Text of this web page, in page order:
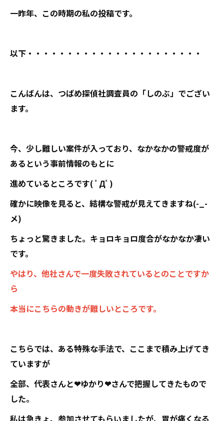
一昨年、この時期の私の投稿です。
以下・・・・・・・・・・・・・・・・・・・・・・
こんばんは、つばめ探偵社調査員の「しのぶ」でござい
ます。
今、少し難しい案件が入っており、なかなかの警戒度が
あるという事前情報のもとに
進めているところです( ﾟДﾟ)
確かに映像を見ると、結構な警戒が見えてきますね(-_-
メ)
ちょっと驚きました。キョロキョロ度合がなかなか凄い
です。
やはり、他社さんで一度失敗されているとのことですか
ら
本当にこちらの動きが難しいところです。
こちらでは、ある特殊な手法で、ここまで積み上げてき
ていますが
全部、代表さんと❤ゆかり❤さんで把握してきたもので
した。
私は急きょ、参加させてもらいましたが、胃が痛くなる